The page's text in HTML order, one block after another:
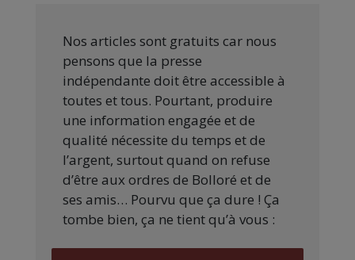
Nos articles sont gratuits car nous
pensons que la presse
indépendante doit être accessible à
toutes et tous. Pourtant, produire
une information engagée et de
qualité nécessite du temps et de
l’argent, surtout quand on refuse
d’être aux ordres de Bolloré et de
ses amis… Pourvu que ça dure ! Ça
tombe bien, ça ne tient qu’à vous :